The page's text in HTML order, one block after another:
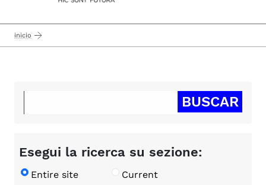
inicio
Esegui la ricerca su sezione:
Entire site Current